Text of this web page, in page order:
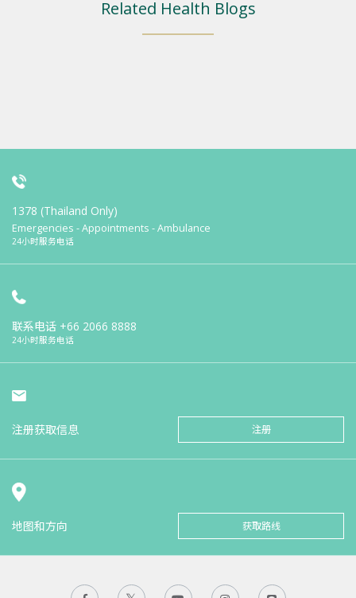
Related Health Blogs
1378 (Thailand Only)
Emergencies - Appointments - Ambulance
24小时服务电话
联系电话 +66 2066 8888
24小时服务电话
注册获取信息 注册
地图和方向 获取路线